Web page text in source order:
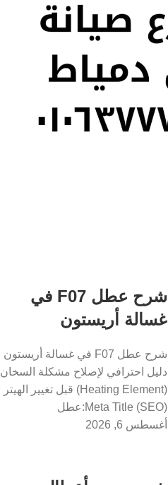
شرح عطل F07 في
غسالة أريستون
شرح عطل F07 في غسالة أريستون |
دليل احترافي لإصلاح مشكلة السخان
(Heating Element) قبل تغيير الهيتر
Meta Title (SEO):عطل
أغسطس 6, 2026